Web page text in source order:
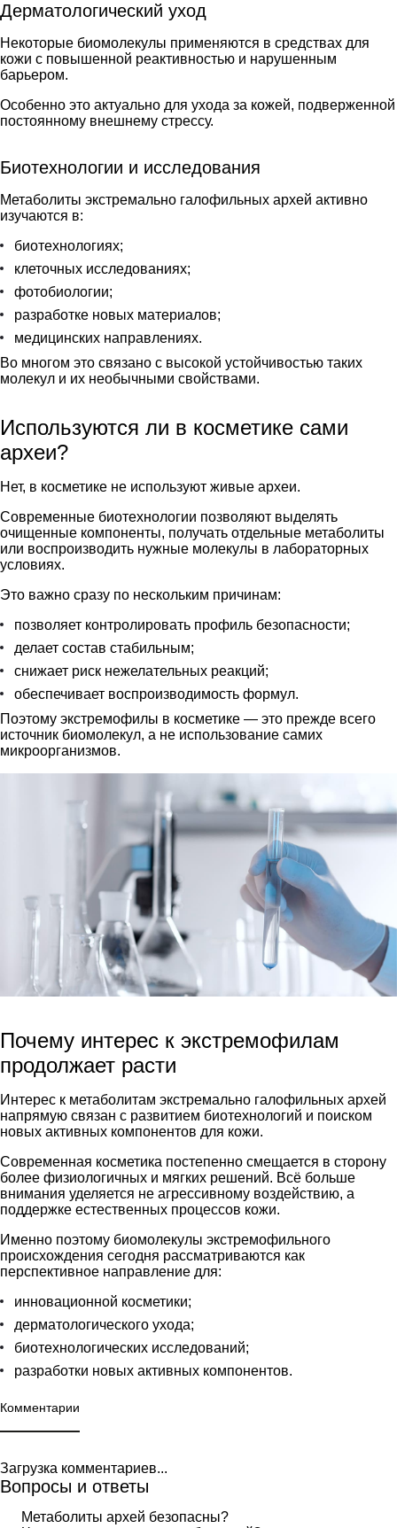
Дерматологический уход
Некоторые биомолекулы применяются в средствах для
кожи с повышенной реактивностью и нарушенным
барьером.
Особенно это актуально для ухода за кожей, подверженной
постоянному внешнему стрессу.
Биотехнологии и исследования
Метаболиты экстремально галофильных архей активно
изучаются в:
биотехнологиях;
клеточных исследованиях;
фотобиологии;
разработке новых материалов;
медицинских направлениях.
Во многом это связано с высокой устойчивостью таких
молекул и их необычными свойствами.
Используются ли в косметике сами
археи?
Нет, в косметике не используют живые археи.
Современные биотехнологии позволяют выделять
очищенные компоненты, получать отдельные метаболиты
или воспроизводить нужные молекулы в лабораторных
условиях.
Это важно сразу по нескольким причинам:
позволяет контролировать профиль безопасности;
делает состав стабильным;
снижает риск нежелательных реакций;
обеспечивает воспроизводимость формул.
Поэтому экстремофилы в косметике — это прежде всего
источник биомолекул, а не использование самих
микроорганизмов.
Почему интерес к экстремофилам
продолжает расти
Интерес к метаболитам экстремально галофильных архей
напрямую связан с развитием биотехнологий и поиском
новых активных компонентов для кожи.
Современная косметика постепенно смещается в сторону
более физиологичных и мягких решений. Всё больше
внимания уделяется не агрессивному воздействию, а
поддержке естественных процессов кожи.
Именно поэтому биомолекулы экстремофильного
происхождения сегодня рассматриваются как
перспективное направление для:
инновационной косметики;
дерматологического ухода;
биотехнологических исследований;
разработки новых активных компонентов.
Комментарии
Загрузка комментариев...
Вопросы и ответы
Метаболиты архей безопасны?